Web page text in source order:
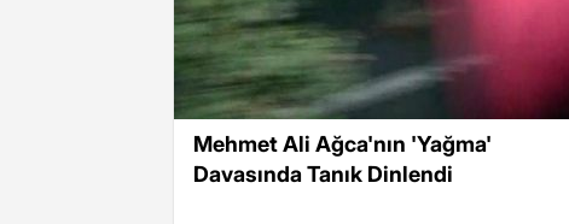
Mehmet Ali Ağca'nın 'Yağma'
Davasında Tanık Dinlendi